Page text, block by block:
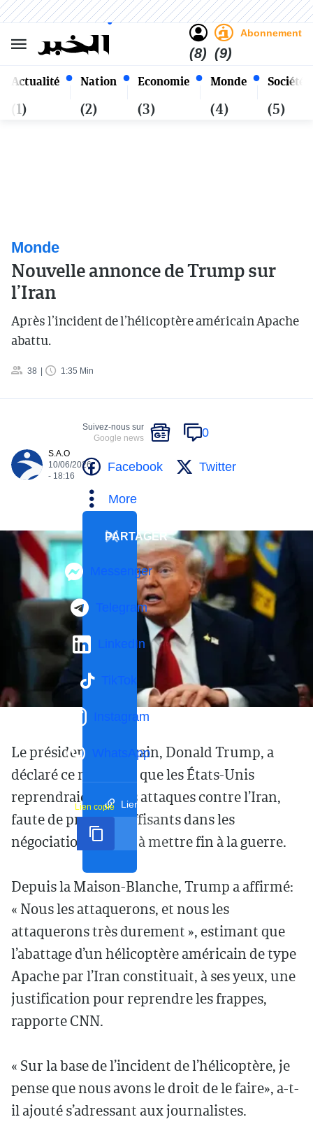
Actualité
(1)
Nation
(2)
Economie
(3)
Monde
(4)
Société
(5)
(8)
Abonnement
(9)
Vendredi 23 Safar 1448 - 07
Août 2026
Alger
Monde
Nouvelle annonce de Trump sur
l’Iran
Après l’incident de l’hélicoptère américain Apache
abattu.
38 1:35 Min
S.A.O
10/06/2026
- 18:16
Suivez-nous sur
Google news
0
Facebook Twitter
More
PARTAGER
Messenger
Telegram
LinkedIn
TikTok
Instagram
WhatsApp
Lien court
Lien copié
Le président américain, Donald Trump, a
déclaré ce mercredi que les États-Unis
reprendraient leurs attaques contre l’Iran,
faute de progrès suffisants dans les
négociations visant à mettre fin à la guerre.
Depuis la Maison-Blanche, Trump a affirmé:
« Nous les attaquerons, et nous les
attaquerons très durement », estimant que
l’abattage d’un hélicoptère américain de type
Apache par l’Iran constituait, à ses yeux, une
justification pour reprendre les frappes,
rapporte CNN.
« Sur la base de l’incident de l’hélicoptère, je
pense que nous avons le droit de le faire», a-t-
il ajouté s’adressant aux journalistes.